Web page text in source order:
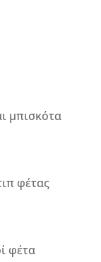
μπισκότα
φέτας
φέτα